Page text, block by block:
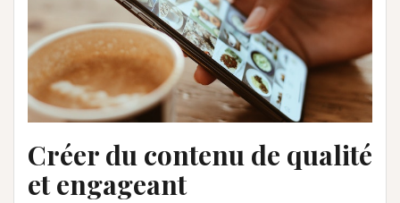
Créer du contenu de qualité
et engageant